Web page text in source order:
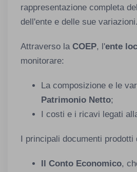
rappresentazione completa
dell'ente e delle sue variazioni.
Attraverso la COEP, l'ente
monitorare:
La composizione e le
Patrimonio Netto;
I costi e i ricavi legati
I principali documenti prodotti
Il Conto Economico,